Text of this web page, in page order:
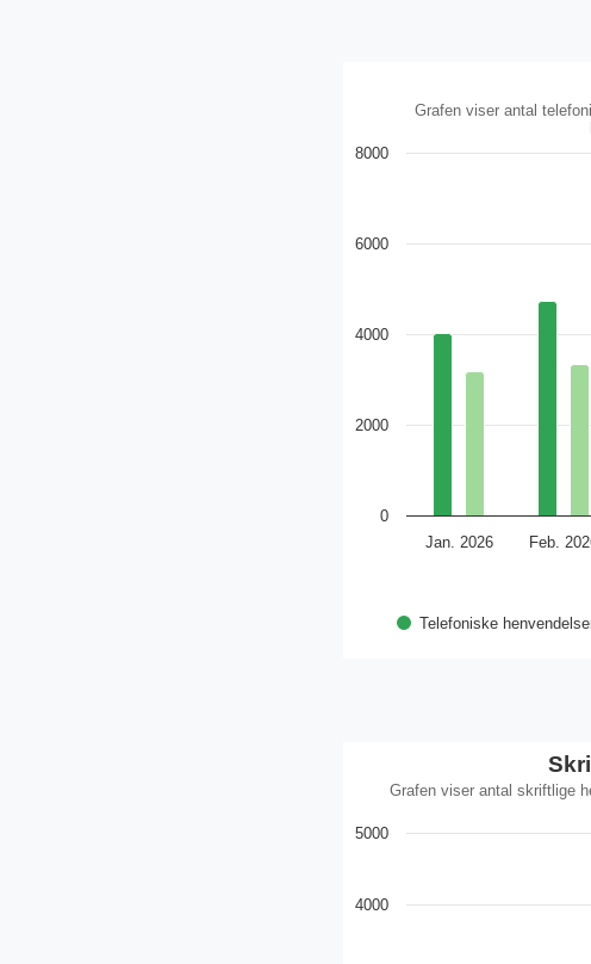
Grafen viser antal
Telefoniske
Jan. 2026 Feb.
0
2000
4000
6000
8000
Grafen viser antal skriftlige
4000
5000